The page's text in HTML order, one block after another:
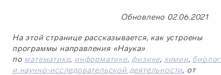
Обновлено 02.06.2021
На этой странице рассказывается, как устроены
программы направления «Наука»
по математике, информатике, физике, химии,
и научно-исследовательской деятельности, от